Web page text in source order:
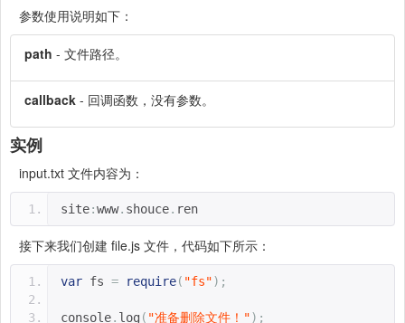
参数使用说明如下：
path - 文件路径。
callback - 回调函数，没有参数。
实例
input.txt 文件内容为：
site:www. shouce. ren
接下来我们创建 file.js 文件，代码如下所示：
var fs = require( "fs");
console. log ( "准备删除文件！");